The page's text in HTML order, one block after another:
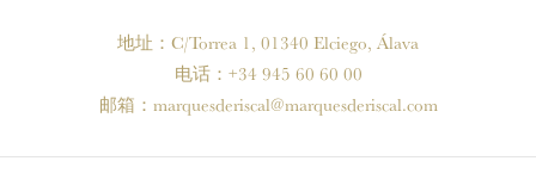
地址：C/Torrea 1, 01340 Elciego, Álava
电话：+34 945 60 60 00
邮箱： marquesderiscal@marquesderiscal.com